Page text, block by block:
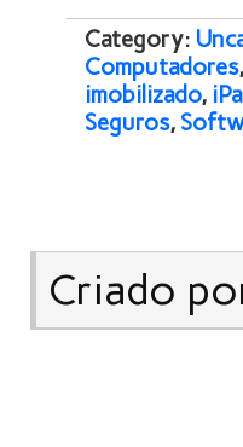
Category:
Computadores,
imobilizado,
Seguros,
Criado